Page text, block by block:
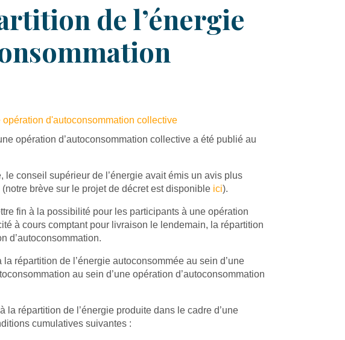
de l’énergie
d'autoconsommation collective
opération d’autoconsommation collective a été publié au
conseil supérieur de l’énergie avait émis un avis plus
brève sur le projet de décret est disponible ici).
fin à la possibilité pour les participants à une opération
à cours comptant pour livraison le lendemain, la répartition
d’autoconsommation.
répartition de l’énergie autoconsommée au sein d’une
au sein d’une opération d’autoconsommation
la répartition de l’énergie produite dans le cadre d’une
cumulatives suivantes :